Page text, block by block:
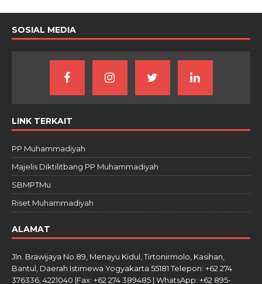
SOSIAL MEDIA
LINK TERKAIT
PP Muhammadiyah
Majelis Diktilitbang PP Muhammadiyah
SBMPTMu
Riset Muhammadiyah
ALAMAT
Jln. Brawijaya No.89, Menayu Kidul, Tirtonirmolo, Kasihan,
Bantul, Daerah Istimewa Yogyakarta 55181 Telepon: +62 274
376336, 4221040 |Fax: +62 274 389485 | WhatsApp: +62 895-